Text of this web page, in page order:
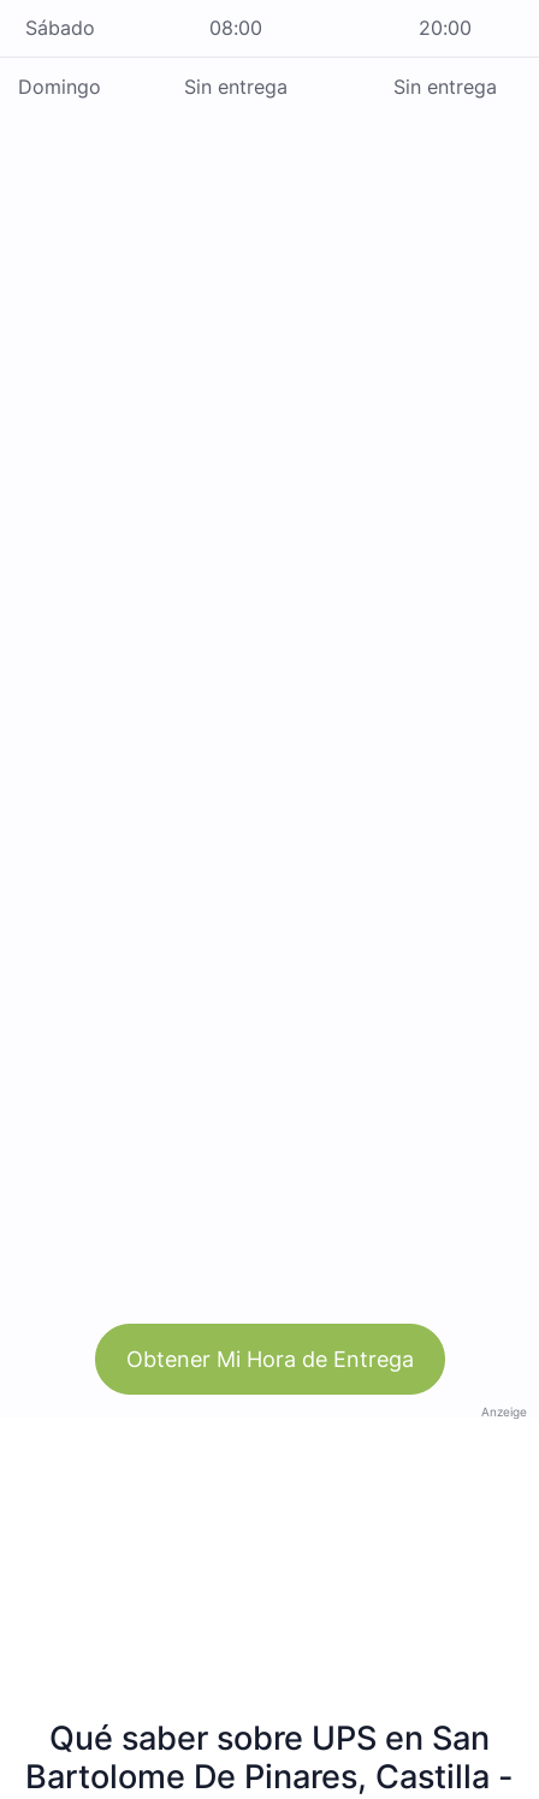
Sábado 08:00 20:00
Domingo Sin entrega Sin entrega
Obtener Mi Hora de Entrega
Anzeige
Qué saber sobre UPS en San
Bartolome De Pinares, Castilla -